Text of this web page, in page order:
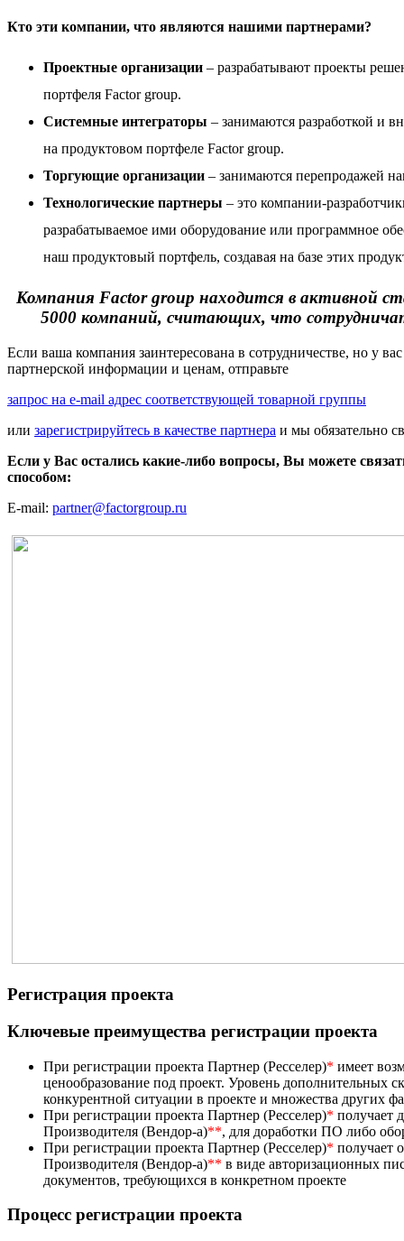
Кто эти компании, что являются нашими партнерами?
Проектные организации – разрабатывают проекты
портфеля Factor group.
Системные интеграторы – занимаются разработкой и
на продуктовом портфеле Factor group.
Торгующие организации – занимаются перепродажей
Технологические партнеры – это компании-
разрабатываемое ими оборудование или программное
наш продуктовый портфель, создавая на базе этих
Компания Factor group находится в активной
5000 компаний, считающих, что
Если ваша компания заинтересована в сотрудничестве, но у
партнерской информации и ценам, отправьте
запрос на e-mail адрес соответствующей товарной группы
или зарегистрируйтесь в качестве партнера и мы обязательно
Если у Вас остались какие-либо вопросы, Вы можете
способом:
E-mail: partner@factorgroup.ru
Регистрация проекта
Ключевые преимущества регистрации проекта
При регистрации проекта Партнер (Ресселер)* имеет
ценообразование под проект. Уровень дополнительных
конкурентной ситуации в проекте и множества других
При регистрации проекта Партнер (Ресселер)* получает
Производителя (Вендор-а)**, для доработки ПО либо
При регистрации проекта Партнер (Ресселер)* получает
Производителя (Вендор-а)** в виде авторизационных
документов, требующихся в конкретном проекте
Процесс регистрации проекта